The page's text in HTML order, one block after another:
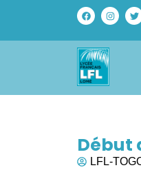
Début
LFL-